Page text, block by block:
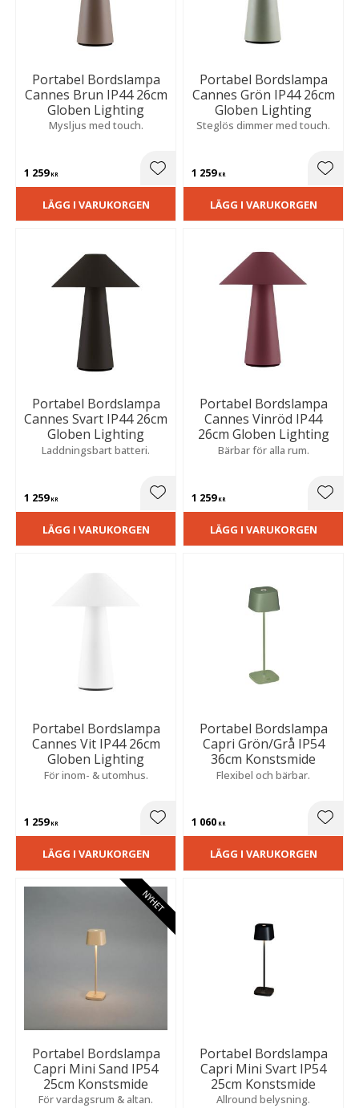
Portabel Bordslampa
Cannes Brun IP44 26cm
Globen Lighting
Mysljus med touch.
1 259KR Lägg till i favoriter
LÄGG I VARUKORGEN
Portabel Bordslampa
Cannes Grön IP44 26cm
Globen Lighting
Steglös dimmer med touch.
1 259KR
LÄGG I VARUKORGEN
Portabel Bordslampa
Cannes Svart IP44 26cm
Globen Lighting
Laddningsbart batteri.
1 259KR Lägg till i favoriter
LÄGG I VARUKORGEN
Portabel Bordslampa
Cannes Vinröd IP44
26cm Globen Lighting
Bärbar för alla rum.
1 259KR
LÄGG I VARUKORGEN
Portabel Bordslampa
Cannes Vit IP44 26cm
Globen Lighting
För inom- & utomhus.
1 259KR Lägg till i favoriter
LÄGG I VARUKORGEN
Portabel Bordslampa
Capri Grön/Grå IP54
36cm Konstsmide
Flexibel och bärbar.
1 060 KR
LÄGG I VARUKORGEN
Portabel Bordslampa
Capri Mini Sand IP54
25cm Konstsmide
För vardagsrum & altan.
NYHET
Portabel Bordslampa
Capri Mini Svart IP54
25cm Konstsmide
Allround belysning.